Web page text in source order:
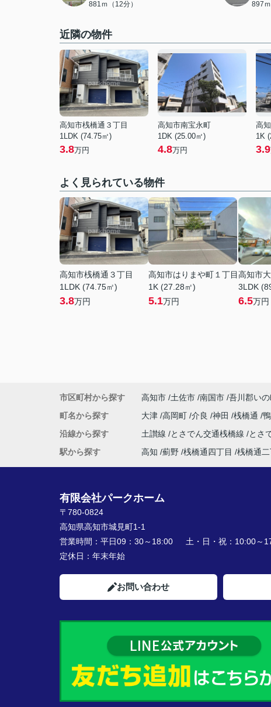
881ｍ（12分） 897ｍ
近隣の物件
高知市桟橋通３丁目
1LDK (74.75㎡)
3.8万円
高知市南宝永町
1DK (25.00㎡)
4.8万円
高
1K
3.9
よく見られている物件
高知市桟橋通３丁目
1LDK (74.75㎡)
3.8万円
高知市はりまや町１丁目
1K (27.28㎡)
5.1万円
高知市
3LDK
6.5万円
市区町村から探す 高知市 土佐市 南国市 吾川郡い
町名から探す
大津 高岡町 介良 神田 桟橋通
沿線から探す
土讃線 とさでん交通桟橋線 とさ
駅から探す
高知 薊野 桟橋通四丁目 桟橋通二
有限会社パークホーム
〒780-0824
高知県高知市城見町1-1
営業時間： 平日09：30～18:00 土・日・祝：10:00～
定休日： 年末年始
お問い合わせ